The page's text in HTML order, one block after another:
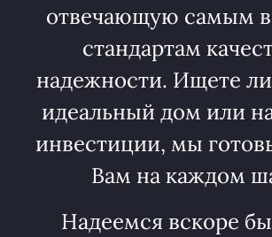
отвечающую самым
стандартам
надежности. Ищете
идеальный дом или
инвестиции, мы
Вам на каждом
Надеемся вскоре